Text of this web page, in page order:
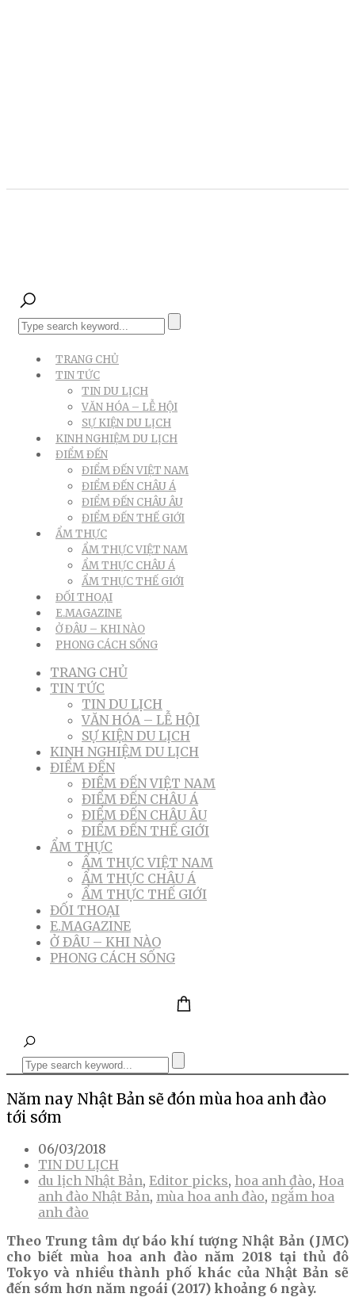
TRANG CHỦ
TIN TỨC
TIN DU LỊCH
VĂN HÓA – LỄ HỘI
SỰ KIỆN DU LỊCH
KINH NGHIỆM DU LỊCH
ĐIỂM ĐẾN
ĐIỂM ĐẾN VIỆT NAM
ĐIỂM ĐẾN CHÂU Á
ĐIỂM ĐẾN CHÂU ÂU
ĐIỂM ĐẾN THẾ GIỚI
ẨM THỰC
ẨM THỰC VIỆT NAM
ẨM THỰC CHÂU Á
ẨM THỰC THẾ GIỚI
ĐỐI THOẠI
E.MAGAZINE
Ở ĐÂU – KHI NÀO
PHONG CÁCH SỐNG
TRANG CHỦ
TIN TỨC
TIN DU LỊCH
VĂN HÓA – LỄ HỘI
SỰ KIỆN DU LỊCH
KINH NGHIỆM DU LỊCH
ĐIỂM ĐẾN
ĐIỂM ĐẾN VIỆT NAM
ĐIỂM ĐẾN CHÂU Á
ĐIỂM ĐẾN CHÂU ÂU
ĐIỂM ĐẾN THẾ GIỚI
ẨM THỰC
ẨM THỰC VIỆT NAM
ẨM THỰC CHÂU Á
ẨM THỰC THẾ GIỚI
ĐỐI THOẠI
E.MAGAZINE
Ở ĐÂU – KHI NÀO
PHONG CÁCH SỐNG
Năm nay Nhật Bản sẽ đón mùa hoa anh đào
tới sớm
06/03/2018
TIN DU LỊCH
du lịch Nhật Bản, Editor picks, hoa anh đào, Hoa
anh đào Nhật Bản, mùa hoa anh đào, ngắm hoa
anh đào
Theo Trung tâm dự báo khí tượng Nhật Bản (JMC)
cho biết mùa hoa anh đào năm 2018 tại thủ đô
Tokyo và nhiều thành phố khác của Nhật Bản sẽ
đến sớm hơn năm ngoái (2017) khoảng 6 ngày.